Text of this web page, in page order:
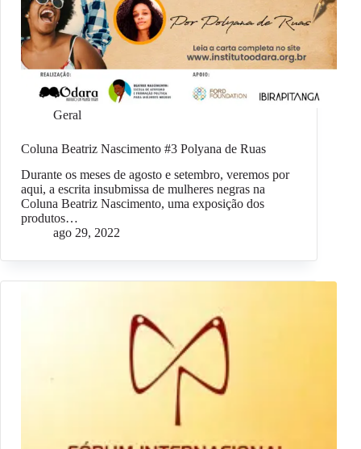
Geral
Coluna Beatriz Nascimento #3 Polyana de Ruas
Durante os meses de agosto e setembro, veremos por
aqui, a escrita insubmissa de mulheres negras na
Coluna Beatriz Nascimento, uma exposição dos
produtos…
ago 29, 2022